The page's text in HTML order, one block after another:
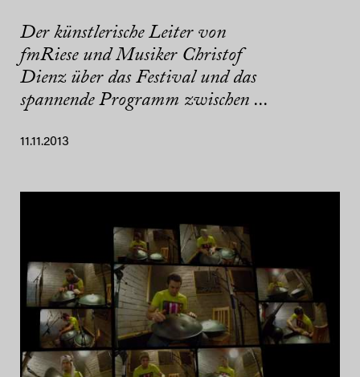
Der künstlerische Leiter von
fmRiese und Musiker Christof
Dienz über das Festival und das
spannende Programm zwischen ...
11.11.2013